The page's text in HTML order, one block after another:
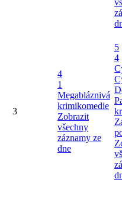
3
4
1
Megabláznivá
krimikomedie
Zobrazit
všechny
záznamy ze
dne
5
4